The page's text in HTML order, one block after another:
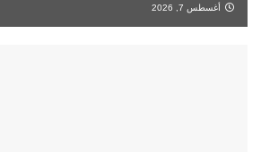
أغسطس 7, 2026